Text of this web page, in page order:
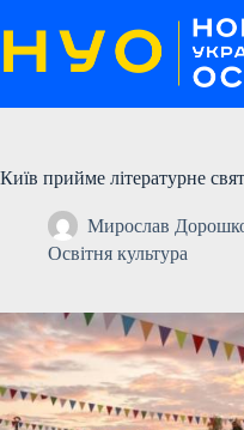
до
вмісту
Київ прийме літературне
Мирослав
Освітня культура